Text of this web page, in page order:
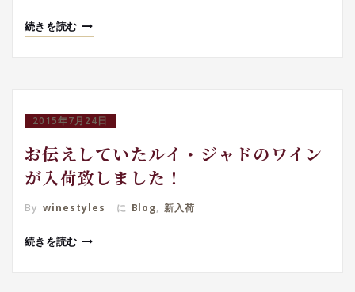
続きを読む
2015年7月24日
お伝えしていたルイ・ジャドのワイン
が入荷致しました！
By winestyles に Blog, 新入荷
続きを読む